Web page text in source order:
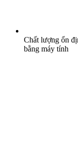
Chất lượng ổn
bằng máy tính